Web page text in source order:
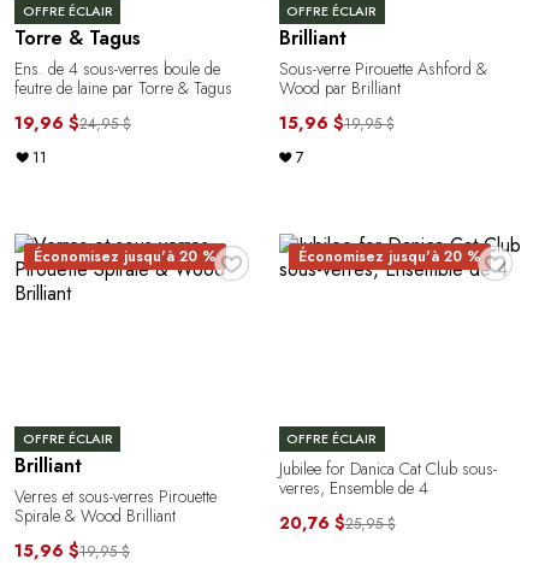
OFFRE ÉCLAIR
Torre & Tagus
Ens. de 4 sous-verres boule de
feutre de laine par Torre & Tagus
19,96 $24,95 $
11
OFFRE ÉCLAIR
Brilliant
Sous-verre Pirouette Ashford &
Wood par Brilliant
15,96 $19,95 $
7
♥
Économisez jusqu'à 20 %
OFFRE ÉCLAIR
Brilliant
Verres et sous-verres Pirouette
Spirale & Wood Brilliant
15,96 $19,95 $
♥
Économisez jusqu'à 20 %
OFFRE ÉCLAIR
Jubilee for Danica Cat Club sous-
verres, Ensemble de 4
20,76 $25,95 $